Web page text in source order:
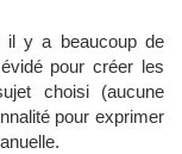
il y a beaucoup de
pour créer les
choisi (aucune
pour exprimer